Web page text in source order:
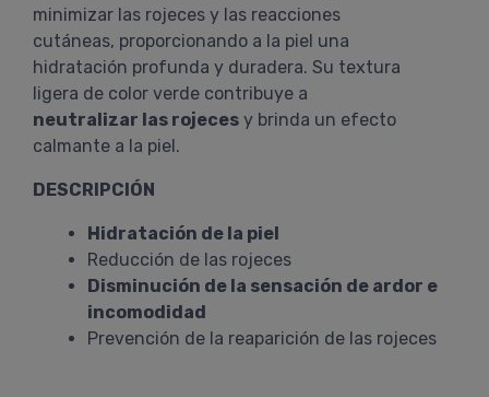
minimizar las rojeces y las reacciones
cutáneas, proporcionando a la piel una
hidratación profunda y duradera. Su textura
ligera de color verde contribuye a
neutralizar las rojeces y brinda un efecto
calmante a la piel.
DESCRIPCIÓN
Hidratación de la piel
Reducción de las rojeces
Disminución de la sensación de ardor e
incomodidad
Prevención de la reaparición de las rojeces